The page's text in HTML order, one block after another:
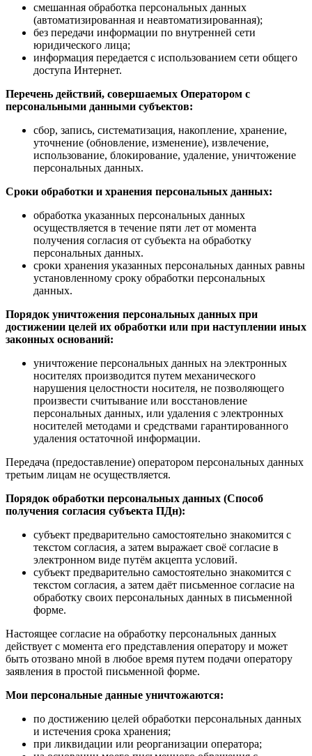
смешанная обработка персональных данных
(автоматизированная и неавтоматизированная);
без передачи информации по внутренней сети
юридического лица;
информация передается с использованием сети общего
доступа Интернет.
Перечень действий, совершаемых Оператором с
персональными данными субъектов:
сбор, запись, систематизация, накопление, хранение,
уточнение (обновление, изменение), извлечение,
использование, блокирование, удаление, уничтожение
персональных данных.
Сроки обработки и хранения персональных данных:
обработка указанных персональных данных
осуществляется в течение пяти лет от момента
получения согласия от субъекта на обработку
персональных данных.
сроки хранения указанных персональных данных равны
установленному сроку обработки персональных
данных.
Порядок уничтожения персональных данных при
достижении целей их обработки или при наступлении иных
законных оснований:
уничтожение персональных данных на электронных
носителях производится путем механического
нарушения целостности носителя, не позволяющего
произвести считывание или восстановление
персональных данных, или удаления с электронных
носителей методами и средствами гарантированного
удаления остаточной информации.
Передача (предоставление) оператором персональных данных
третьим лицам не осуществляется.
Порядок обработки персональных данных (Способ
получения согласия субъекта ПДн):
субъект предварительно самостоятельно знакомится с
текстом согласия, а затем выражает своё согласие в
электронном виде путём акцепта условий.
субъект предварительно самостоятельно знакомится с
текстом согласия, а затем даёт письменное согласие на
обработку своих персональных данных в письменной
форме.
Настоящее согласие на обработку персональных данных
действует с момента его представления оператору и может
быть отозвано мной в любое время путем подачи оператору
заявления в простой письменной форме.
Мои персональные данные уничтожаются:
по достижению целей обработки персональных данных
и истечения срока хранения;
при ликвидации или реорганизации оператора;